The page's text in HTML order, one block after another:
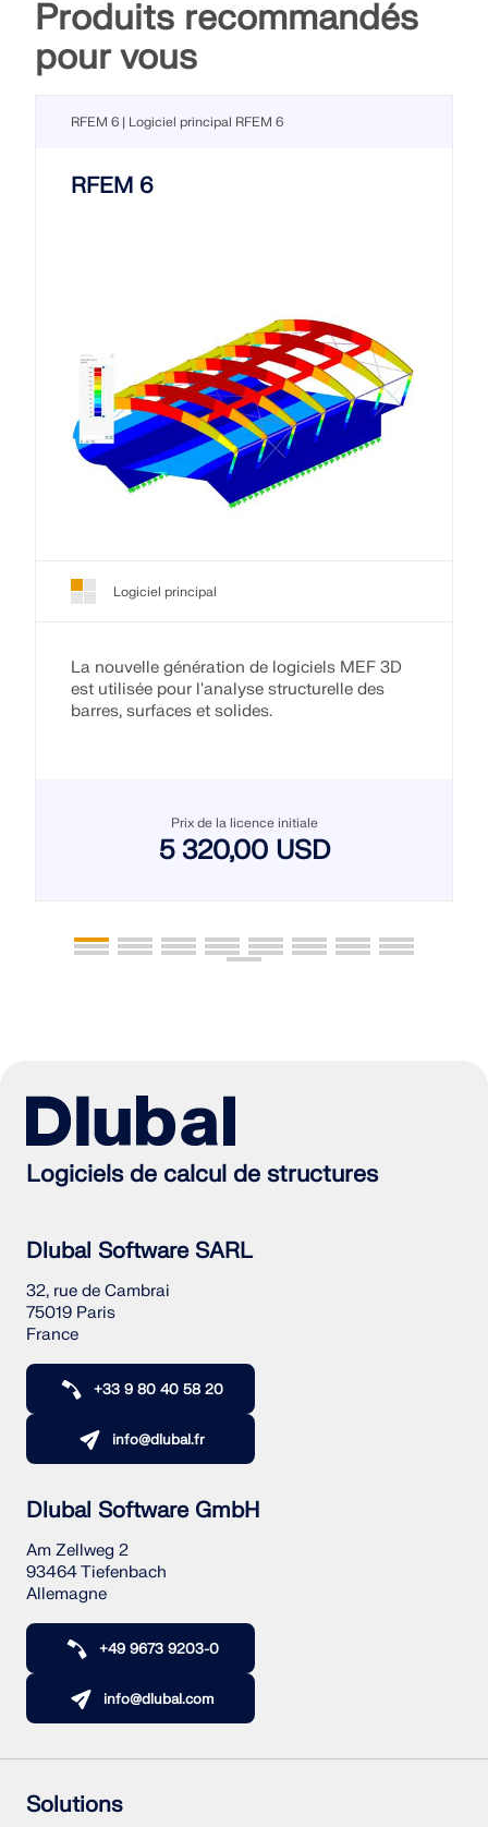
Produits recommandés
pour vous
RFEM 6 | Logiciel principal RFEM 6
RFEM 6
Logiciel principal
La nouvelle génération de logiciels MEF 3D
est utilisée pour l'analyse structurelle des
barres, surfaces et solides.
Prix de la licence initiale
5 320,00 USD
Logiciels de calcul de structures
Dlubal Software SARL
32, rue de Cambrai
75019 Paris
France
+33 9 80 40 58 20
info@dlubal.fr
Dlubal Software GmbH
Am Zellweg 2
93464 Tiefenbach
Allemagne
+49 9673 9203-0
info@dlubal.com
Solutions